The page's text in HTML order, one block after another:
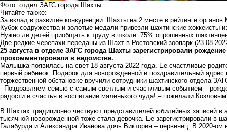
Фото: отдел ЗАГС города Шахты
Читайте также:
За вклад в развитие конкуренции: Шахты на 2 месте в рейтинге
Кубок содружества и золотые медали привезли шахтинские хоккеисты
Нужно ли детей приобщать к труду в школе: 75% опрошенных
Две редкие черепахи переданы из Шахт в Ростовский зоопарк
25 августа в отделе ЗАГС города Шахты зарегистрировали
прокомментировали в ведомстве.
Малышка появилась на свет 18 августа 2022 года. Ее счастливые
первый ребёнок. Подарок для новорожденной и поздравительный адрес
торжественной обстановке вручили сотрудники шахтинского отдела
- Поздравляем семью с самым светлым и счастливым событием –
радости и счастья в воспитании маленького чуда! – пожелали
В Шахтах традиционно чествуют представителей юбилейных записей в
тысячной новорожденной тоже стала девочка . Ее зарегистрировали в
Галабурда и Александра Иванова дочь Виктория – первенец.
В 2020-ом